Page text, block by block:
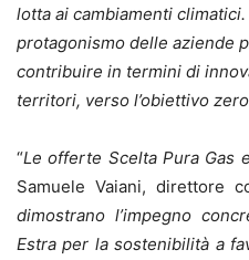
lotta ai cambiamenti
protagonismo delle aziende
contribuire in termini di
territori, verso l’obiettivo
“Le offerte Scelta Pura Gas
Samuele Vaiani, direttore
dimostrano l’impegno
Estra per la sostenibilità a